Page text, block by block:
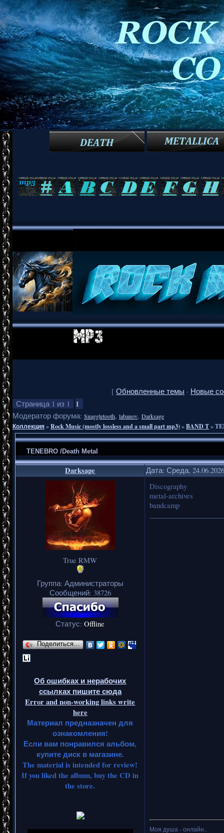
[ Обновленные темы · Новые
Страница 1 из 1 1
Модератор форума: Snaggletooth, labanov, Darksage
Коллекция»Rock Music (mostly lossless and a small part mp3)»BAND T»
TENEBRO /Death Metal
Darksage Дата: Среда,
True RMW
Группа: Администраторы
Сообщений: 38726
Статус:Offline
Поделиться…
Об ошибках и нерабочих
ссылках пишите сюда
Error and non-working links write
here
Материал предназначен для
ознакомления!
Если вам понравился альбом,
купите диск в магазине.
The material is intended for review!
If you liked the album, buy the CD in
the store.
Discography
metal-archives
bandcamp
Моя душа - онлайн..